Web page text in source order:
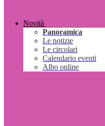
Novità
Panoramica
Le notizie
Le circolari
Calendario eventi
Albo online